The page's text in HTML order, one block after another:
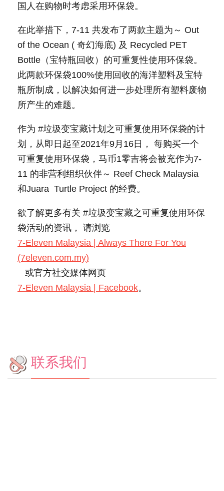
国人在购物时考虑采用环保袋。
在此举措下，7-11 共发布了两款主题为～ Out
of the Ocean ( 奇幻海底) 及 Recycled PET
Bottle（宝特瓶回收）的可重复性使用环保袋。
此两款环保袋100%使用回收的海洋塑料及宝特
瓶所制成，以解决如何进一步处理所有塑料废物
所产生的难题。
作为 #垃圾变宝藏计划之可重复使用环保袋的计
划，从即日起至2021年9月16日， 每购买一个
可重复使用环保袋，马币1零吉将会被充作为7-
11 的非营利组织伙伴～ Reef Check Malaysia
和Juara Turtle Project 的经费。
欲了解更多有关 #垃圾变宝藏之可重复使用环保
袋活动的资讯， 请浏览
7-Eleven Malaysia | Always There For You
(7eleven.com.my)
或官方社交媒体网页
7-Eleven Malaysia | Facebook。
联系我们